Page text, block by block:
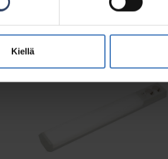
Kiellätuotteet